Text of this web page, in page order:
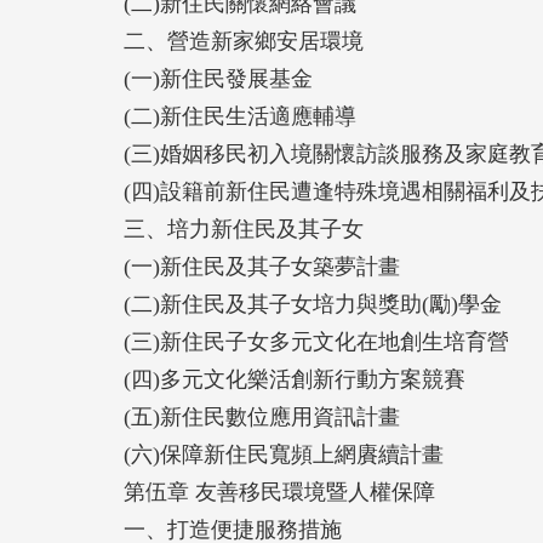
二、營造新家鄉安居環境
(一)新住民發展基金
(二)新住民生活適應輔導
(三)婚姻移民初入境關懷訪談服務及家庭教
(四)設籍前新住民遭逢特殊境遇相關福利及
三、培力新住民及其子女
(一)新住民及其子女築夢計畫
(二)新住民及其子女培力與獎助(勵)學金
(三)新住民子女多元文化在地創生培育營
(四)多元文化樂活創新行動方案競賽
(五)新住民數位應用資訊計畫
(六)保障新住民寬頻上網賡續計畫
第伍章 友善移民環境暨人權保障
一、打造便捷服務措施